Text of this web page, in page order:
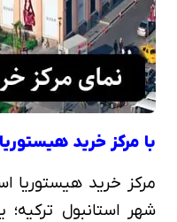
با مرکز خرید
مرکز خرید هیستوریا
شهر استانبول